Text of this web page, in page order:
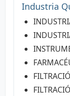
Industria